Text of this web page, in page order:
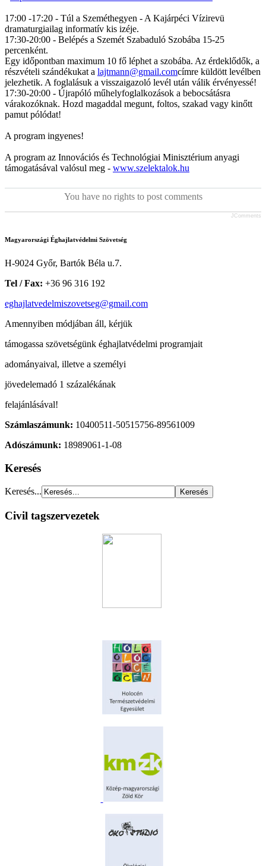
17:00 -17:20 - Túl a Szeméthegyen - A Kajárpéci Vízirevü
dramaturgiailag informatív kis izéje.
17:30-20:00 - Belépés a Szemét Szabaduló Szobába 15-25
percenként.
Egy időpontban maximum 10 fő léphet a szobába. Az érdeklődők, a
részvételi szándékukat a lajtmann@gmail.comcímre küldött levélben
jelezhetik. A foglalásuk a visszaigazoló levél után válik érvényessé!
17:30-20:00 - Újrapóló műhelyfoglalkozások a bebocsátásra
várakozóknak. Hozd magaddal megunt, foltos, szakad vagy kinőtt
pamut pólódat!
A program ingyenes!
A program az Innovációs és Technológiai Minisztérium anyagi
támogatásával valósul meg - www.szelektalok.hu
You have no rights to post comments
JComments
Magyarországi Éghajlatvédelmi Szövetség
H-9024 Győr, Bartók Béla u.7.
Tel / Fax: +36 96 316 192
eghajlatvedelmiszovetseg@gmail.com
Amennyiben módjában áll, kérjük
támogassa szövetségünk éghajlatvédelmi programjait
adományaival, illetve a személyi
jövedelemadó 1 százalékának
felajánlásával!
Számlaszámunk: 10400511-50515756-89561009
Adószámunk: 18989061-1-08
Keresés
Keresés...
Civil tagszervezetek